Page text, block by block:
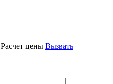
Расчет цены Вызвать